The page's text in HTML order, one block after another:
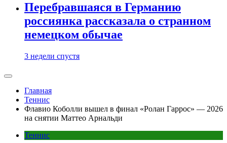
Перебравшаяся в Германию
россиянка рассказала о странном
немецком обычае
3 недели спустя
Главная
Теннис
Флавио Коболли вышел в финал «Ролан Гаррос» — 2026
на снятии Маттео Арнальди
Теннис